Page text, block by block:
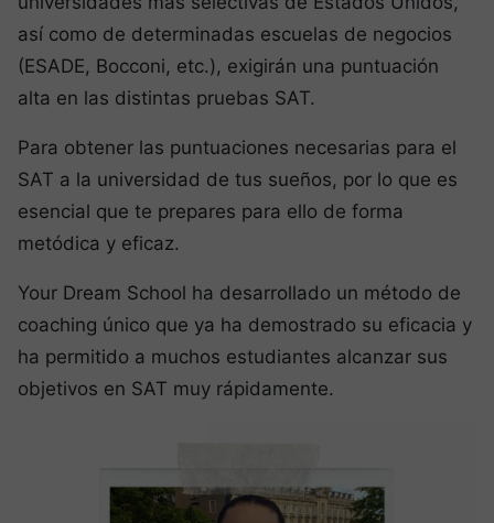
así como de determinadas escuelas de negocios
(ESADE, Bocconi, etc.), exigirán una puntuación
alta en las distintas pruebas SAT.
Para obtener las puntuaciones necesarias para el
SAT a la universidad de tus sueños, por lo que es
esencial que te prepares para ello de forma
metódica y eficaz.
Your Dream School ha desarrollado un método de
coaching único que ya ha demostrado su eficacia y
ha permitido a muchos estudiantes alcanzar sus
objetivos en SAT muy rápidamente.